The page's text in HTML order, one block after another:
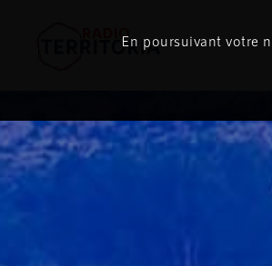
En poursuivant votre